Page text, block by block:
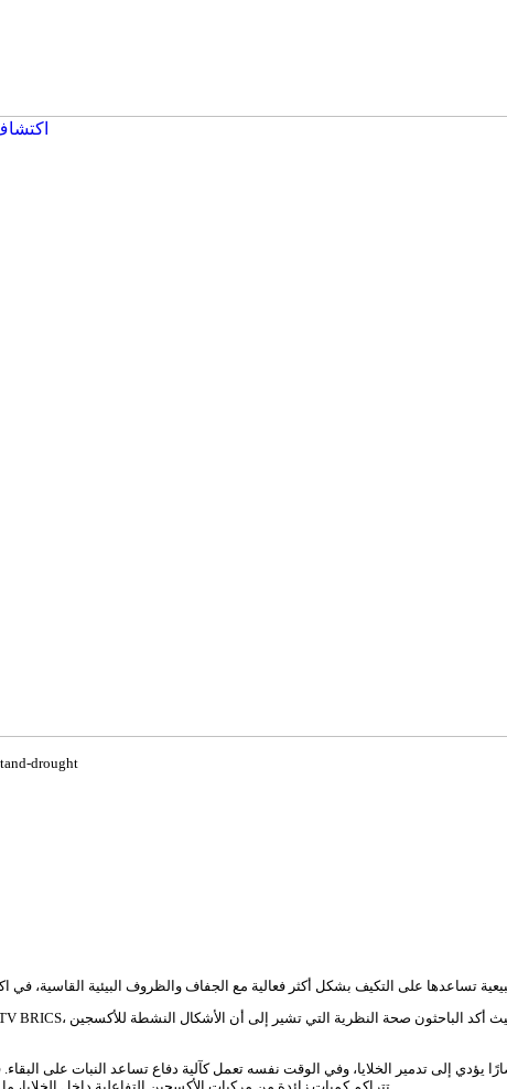
drought
يؤدي إلى تدمير الخلايا، وفي الوقت نفسه تعمل كآلية دفاع تساعد النبات على